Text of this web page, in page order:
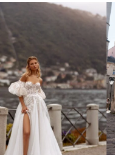
obleka 010